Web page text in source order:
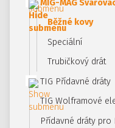
MIG-MAG
Běžné kovy
Speciální
Trubičkový drát
TIG Přídavné dráty
TIG Wolframové
Přídavné dráty pro